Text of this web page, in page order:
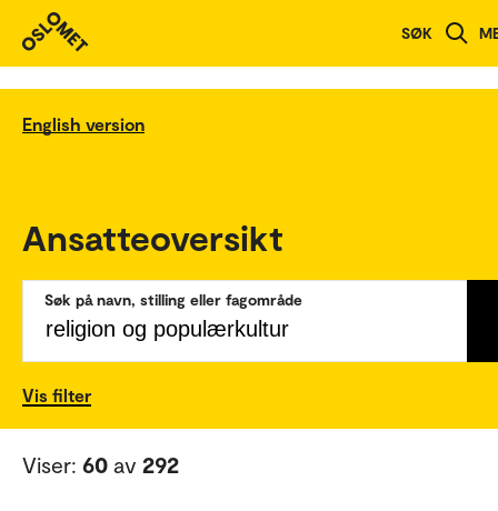
SØK
English version
Ansatteoversikt
Søk på navn, stilling eller fagområde
Vis filter
Viser: 60 av 292